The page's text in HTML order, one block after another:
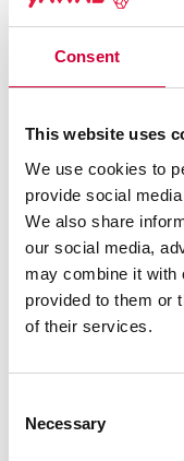
Consent
This website uses
We use cookies to
provide social
We also share
our social media,
may combine it with
provided to them or
of their services.
Selection
Necessary
Sukces "Moreview
zawdzięczamy nie
wspierającym, takim
Powder Coatings,
Centor, ale także
dotarliśmy z
odbiorców.
Atmosfera
wymiany myśli i
"Moreview Dni
rozdział w
funkcjonalności.